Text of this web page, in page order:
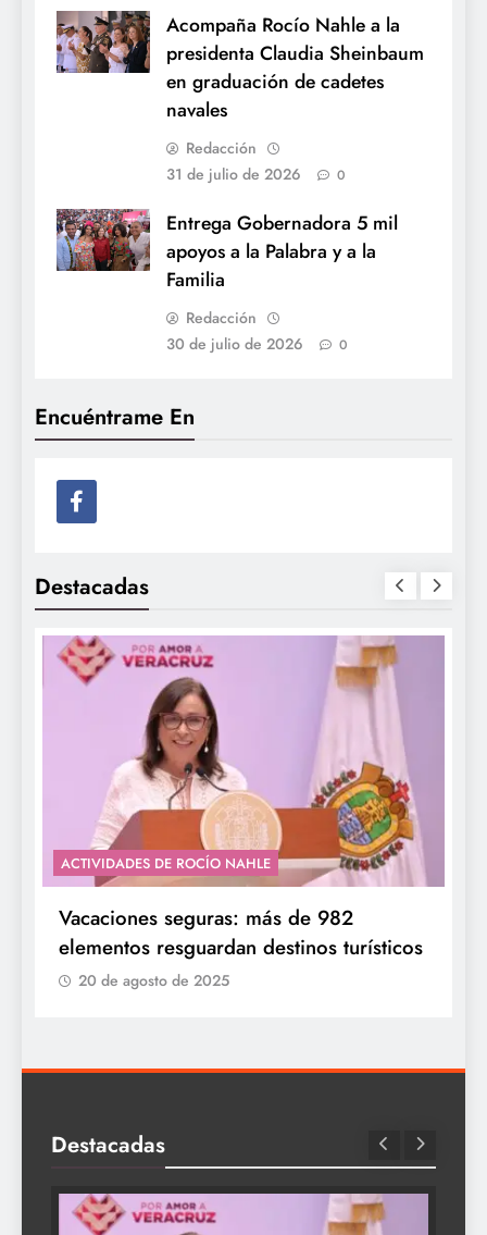
Encuéntrame En
Destacadas
ACTIVIDADES DE ROCÍO NAHLE
Vacaciones seguras: más de 982
elementos resguardan destinos turísticos
20 de agosto de 2025
Acompaña Rocío Nahle a la
presidenta Claudia Sheinbaum
en graduación de cadetes
navales
Redacción
31 de julio de 2026
0
Entrega Gobernadora 5 mil
apoyos a la Palabra y a la
Familia
Redacción
30 de julio de 2026
0
Destacadas